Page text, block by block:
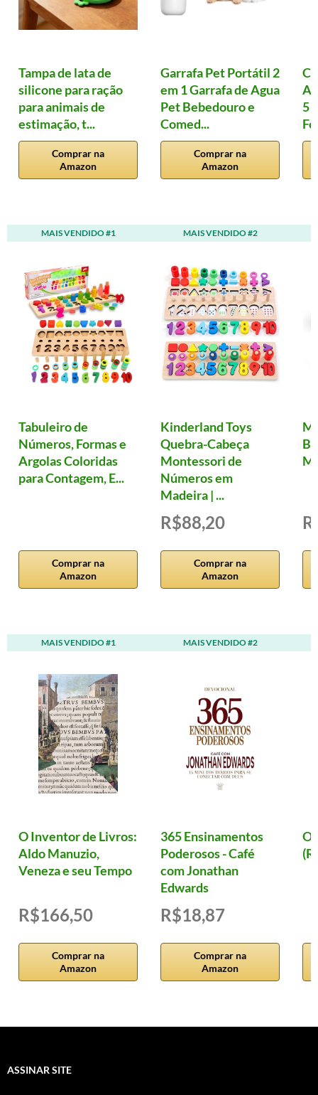
Tampa de lata de
silicone para ração
para animais de
estimação, t...
Comprar na
Amazon
Garrafa Pet Portátil 2
em 1 Garrafa de Agua
Pet Bebedouro e
Comed...
Comprar na
Amazon
5
MAIS VENDIDO #1
Tabuleiro de
Números, Formas e
Argolas Coloridas
para Contagem, E...
Comprar na
Amazon
MAIS VENDIDO #2
Kinderland Toys
Quebra-Cabeça
Montessori de
Números em
Madeira | ...
R$88,20
Comprar na
Amazon
MAIS VENDIDO #1
O Inventor de Livros:
Aldo Manuzio,
Veneza e seu Tempo
R$166,50
Comprar na
Amazon
MAIS VENDIDO #2
365 Ensinamentos
Poderosos - Café
com Jonathan
Edwards
R$18,87
Comprar na
Amazon
ASSINAR SITE